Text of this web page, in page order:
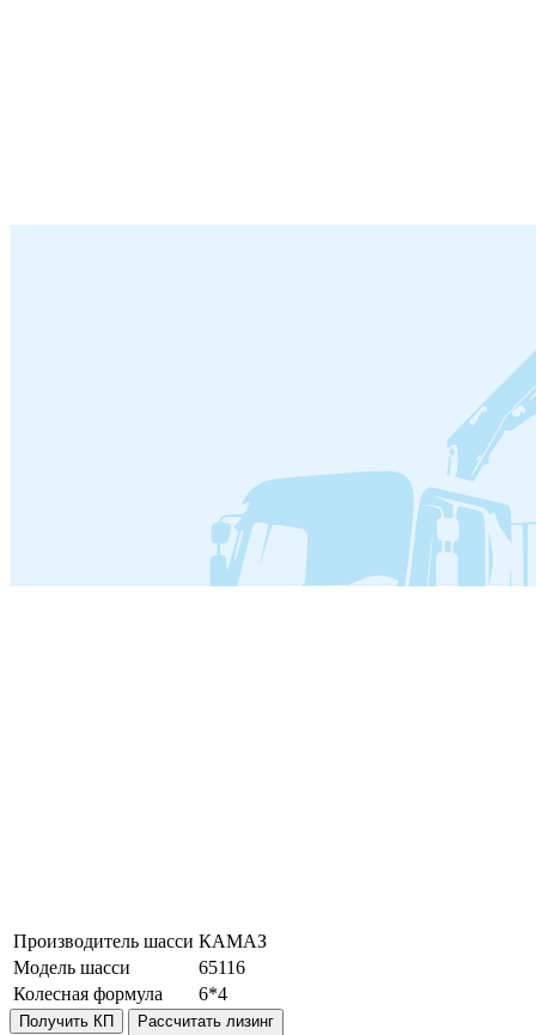
Производитель шасси КАМАЗ
Модель шасси
65116
Колесная формула
6*4
Получить КП Рассчитать лизинг